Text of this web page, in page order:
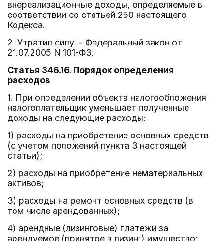
внереализационные доходы, определяемые в
соответствии со статьей 250 настоящего
Кодекса.
2. Утратил силу. - Федеральный закон от
21.07.2005 N 101-ФЗ.
Статья 346.16. Порядок определения
расходов
1. При определении объекта налогообложения
налогоплательщик уменьшает полученные
доходы на следующие расходы:
1) расходы на приобретение основных средств
(с учетом положений пункта 3 настоящей
статьи);
2) расходы на приобретение нематериальных
активов;
3) расходы на ремонт основных средств (в
том числе арендованных);
4) арендные (лизинговые) платежи за
арендуемое (принятое в лизинг) имущество;